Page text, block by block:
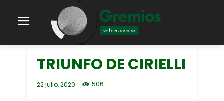
TRIUNFO DE CIRIELLI
22 julio, 2020 506